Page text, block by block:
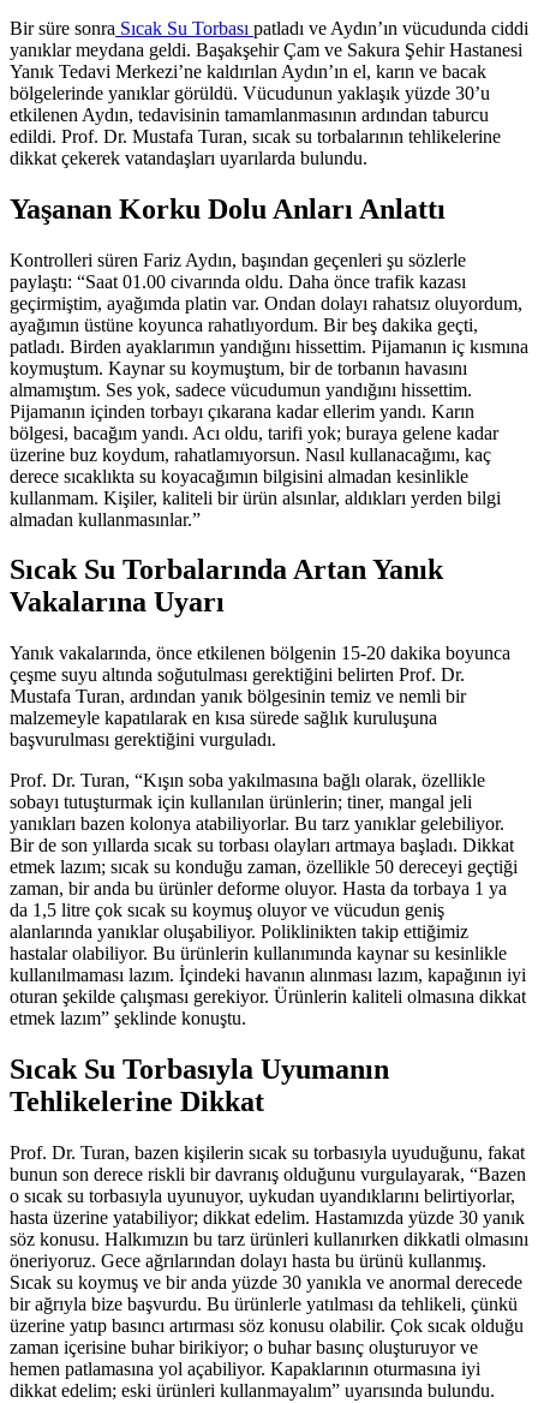
Bir süre sonra Sıcak Su Torbası patladı ve Aydın’ın vücudunda ciddi
yanıklar meydana geldi. Başakşehir Çam ve Sakura Şehir Hastanesi
Yanık Tedavi Merkezi’ne kaldırılan Aydın’ın el, karın ve bacak
bölgelerinde yanıklar görüldü. Vücudunun yaklaşık yüzde 30’u
etkilenen Aydın, tedavisinin tamamlanmasının ardından taburcu
edildi. Prof. Dr. Mustafa Turan, sıcak su torbalarının tehlikelerine
dikkat çekerek vatandaşları uyarılarda bulundu.
Yaşanan Korku Dolu Anları Anlattı
Kontrolleri süren Fariz Aydın, başından geçenleri şu sözlerle
paylaştı: “Saat 01.00 civarında oldu. Daha önce trafik kazası
geçirmiştim, ayağımda platin var. Ondan dolayı rahatsız oluyordum,
ayağımın üstüne koyunca rahatlıyordum. Bir beş dakika geçti,
patladı. Birden ayaklarımın yandığını hissettim. Pijamanın iç kısmına
koymuştum. Kaynar su koymuştum, bir de torbanın havasını
almamıştım. Ses yok, sadece vücudumun yandığını hissettim.
Pijamanın içinden torbayı çıkarana kadar ellerim yandı. Karın
bölgesi, bacağım yandı. Acı oldu, tarifi yok; buraya gelene kadar
üzerine buz koydum, rahatlamıyorsun. Nasıl kullanacağımı, kaç
derece sıcaklıkta su koyacağımın bilgisini almadan kesinlikle
kullanmam. Kişiler, kaliteli bir ürün alsınlar, aldıkları yerden bilgi
almadan kullanmasınlar.”
Sıcak Su Torbalarında Artan Yanık
Vakalarına Uyarı
Yanık vakalarında, önce etkilenen bölgenin 15-20 dakika boyunca
çeşme suyu altında soğutulması gerektiğini belirten Prof. Dr.
Mustafa Turan, ardından yanık bölgesinin temiz ve nemli bir
malzemeyle kapatılarak en kısa sürede sağlık kuruluşuna
başvurulması gerektiğini vurguladı.
Prof. Dr. Turan, “Kışın soba yakılmasına bağlı olarak, özellikle
sobayı tutuşturmak için kullanılan ürünlerin; tiner, mangal jeli
yanıkları bazen kolonya atabiliyorlar. Bu tarz yanıklar gelebiliyor.
Bir de son yıllarda sıcak su torbası olayları artmaya başladı. Dikkat
etmek lazım; sıcak su konduğu zaman, özellikle 50 dereceyi geçtiği
zaman, bir anda bu ürünler deforme oluyor. Hasta da torbaya 1 ya
da 1,5 litre çok sıcak su koymuş oluyor ve vücudun geniş
alanlarında yanıklar oluşabiliyor. Poliklinikten takip ettiğimiz
hastalar olabiliyor. Bu ürünlerin kullanımında kaynar su kesinlikle
kullanılmaması lazım. İçindeki havanın alınması lazım, kapağının iyi
oturan şekilde çalışması gerekiyor. Ürünlerin kaliteli olmasına dikkat
etmek lazım” şeklinde konuştu.
Sıcak Su Torbasıyla Uyumanın
Tehlikelerine Dikkat
Prof. Dr. Turan, bazen kişilerin sıcak su torbasıyla uyuduğunu, fakat
bunun son derece riskli bir davranış olduğunu vurgulayarak, “Bazen
o sıcak su torbasıyla uyunuyor, uykudan uyandıklarını belirtiyorlar,
hasta üzerine yatabiliyor; dikkat edelim. Hastamızda yüzde 30 yanık
söz konusu. Halkımızın bu tarz ürünleri kullanırken dikkatli olmasını
öneriyoruz. Gece ağrılarından dolayı hasta bu ürünü kullanmış.
Sıcak su koymuş ve bir anda yüzde 30 yanıkla ve anormal derecede
bir ağrıyla bize başvurdu. Bu ürünlerle yatılması da tehlikeli, çünkü
üzerine yatıp basıncı artırması söz konusu olabilir. Çok sıcak olduğu
zaman içerisine buhar birikiyor; o buhar basınç oluşturuyor ve
hemen patlamasına yol açabiliyor. Kapaklarının oturmasına iyi
dikkat edelim; eski ürünleri kullanmayalım” uyarısında bulundu.